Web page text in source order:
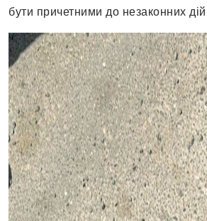
бути причетними до незаконних